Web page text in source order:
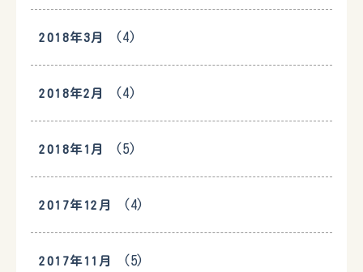
2018年3月 (4)
2018年2月 (4)
2018年1月 (5)
2017年12月 (4)
2017年11月 (5)